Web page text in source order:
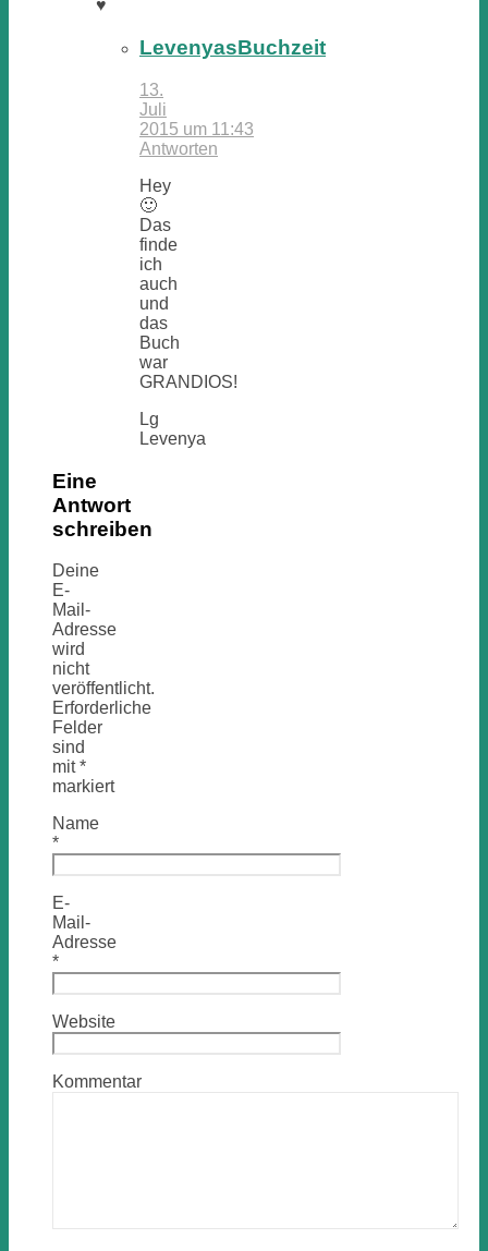
♥
LevenyasBuchzeit
13.
Juli
2015 um 11:43
Antworten
Hey
🙂
Das
finde
ich
auch
und
das
Buch
war
GRANDIOS!
Lg
Levenya
Eine
Antwort
schreiben
Deine
E-
Mail-
Adresse
wird
nicht
veröffentlicht.
Erforderliche
Felder
sind
mit*
markiert
Name
*
E-
Mail-
Adresse
*
Website
Kommentar